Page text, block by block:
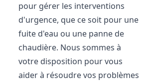
pour gérer les interventions
d'urgence, que ce soit pour une
fuite d'eau ou une panne de
chaudière. Nous sommes à
votre disposition pour vous
aider à résoudre vos problèmes